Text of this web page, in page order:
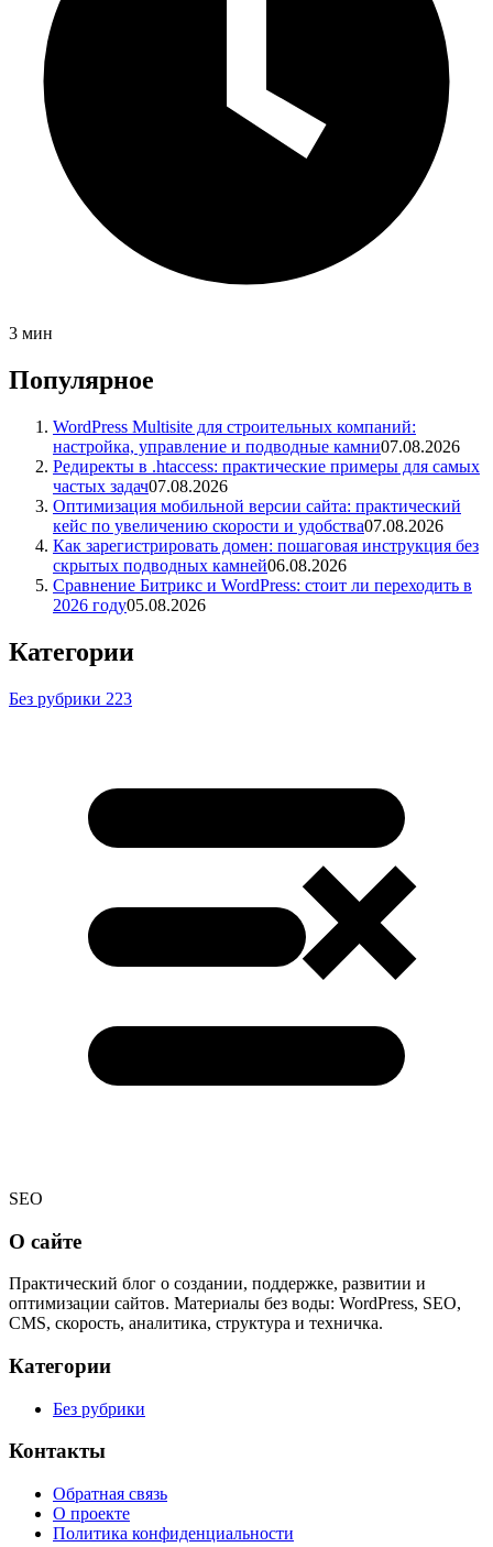
3 мин
Популярное
WordPress Multisite для строительных компаний:
настройка, управление и подводные камни07.08.2026
Редиректы в .htaccess: практические примеры для самых
частых задач07.08.2026
Оптимизация мобильной версии сайта: практический
кейс по увеличению скорости и удобства07.08.2026
Как зарегистрировать домен: пошаговая инструкция без
скрытых подводных камней06.08.2026
Сравнение Битрикс и WordPress: стоит ли переходить в
2026 году05.08.2026
Категории
Без рубрики 223
SEO
О сайте
Практический блог о создании, поддержке, развитии и
оптимизации сайтов. Материалы без воды: WordPress, SEO,
CMS, скорость, аналитика, структура и техничка.
Категории
Без рубрики
Контакты
Обратная связь
О проекте
Политика конфиденциальности